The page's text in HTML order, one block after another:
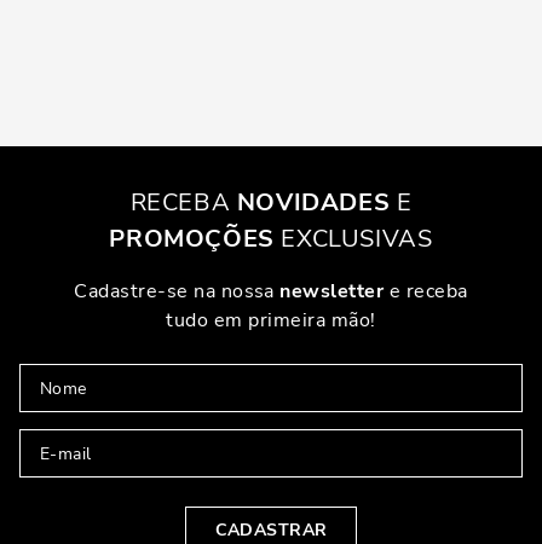
RECEBA NOVIDADES E
PROMOÇÕES EXCLUSIVAS
Cadastre-se na nossa newslettere receba
tudo em primeira mão!
CADASTRAR